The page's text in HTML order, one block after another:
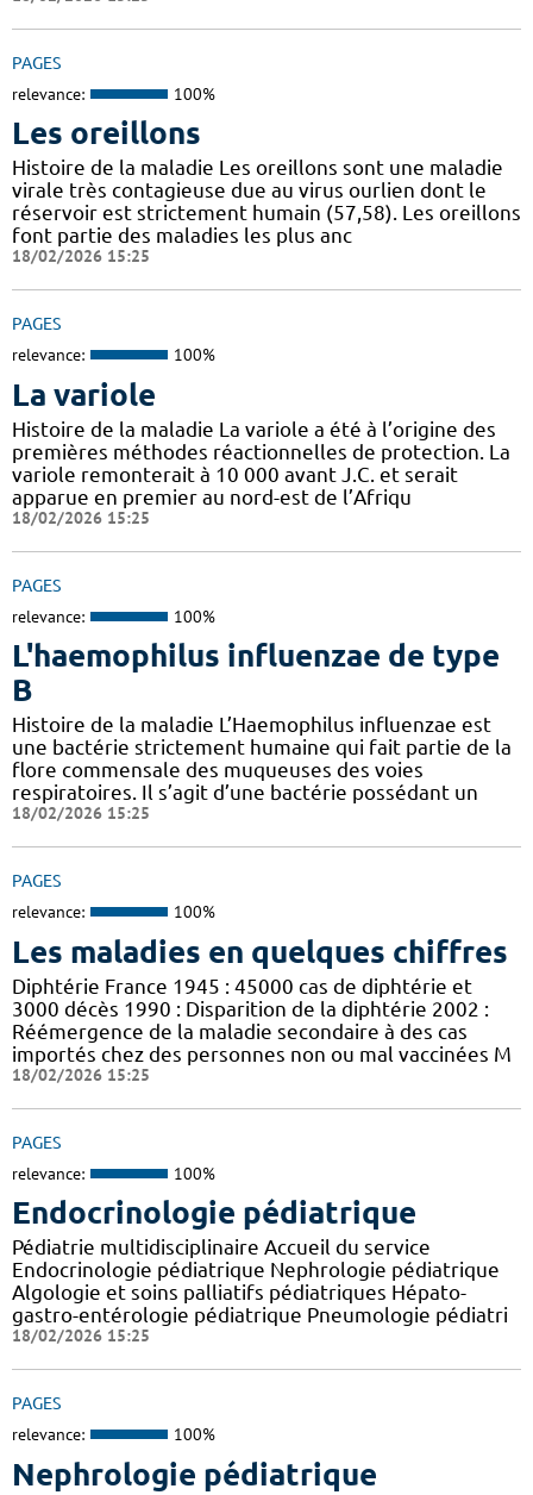
PAGES
relevance: 100%
Les oreillons
Histoire de la maladie Les oreillons sont une maladie
virale très contagieuse due au virus ourlien dont le
réservoir est strictement humain (57,58). Les oreillons
font partie des maladies les plus anc
18/02/2026 15:25
PAGES
relevance: 100%
La variole
Histoire de la maladie La variole a été à l’origine des
premières méthodes réactionnelles de protection. La
variole remonterait à 10 000 avant J.C. et serait
apparue en premier au nord-est de l’Afriqu
18/02/2026 15:25
PAGES
relevance: 100%
L'haemophilus influenzae de type
B
Histoire de la maladie L’Haemophilus influenzae est
une bactérie strictement humaine qui fait partie de la
flore commensale des muqueuses des voies
respiratoires. Il s’agit d’une bactérie possédant un
18/02/2026 15:25
PAGES
relevance: 100%
Les maladies en quelques chiffres
Diphtérie France 1945 : 45000 cas de diphtérie et
3000 décès 1990 : Disparition de la diphtérie 2002 :
Réémergence de la maladie secondaire à des cas
importés chez des personnes non ou mal vaccinées M
18/02/2026 15:25
PAGES
relevance: 100%
Endocrinologie pédiatrique
Pédiatrie multidisciplinaire Accueil du service
Endocrinologie pédiatrique Nephrologie pédiatrique
Algologie et soins palliatifs pédiatriques Hépato-
gastro-entérologie pédiatrique Pneumologie pédiatri
18/02/2026 15:25
PAGES
relevance: 100%
Nephrologie pédiatrique